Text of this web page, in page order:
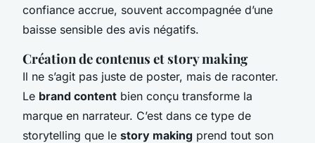
confiance accrue, souvent accompagnée d’une
baisse sensible des avis négatifs.
Création de contenus et story making
Il ne s’agit pas juste de poster, mais de raconter.
Le brand content bien conçu transforme la
marque en narrateur. C’est dans ce type de
storytelling que le story making prend tout son